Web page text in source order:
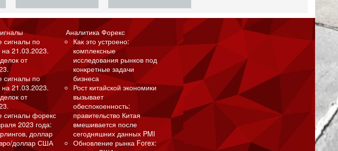
сигналы по
на 21.03.2023.
от
сигналы по
на 21.03.2023.
от
сигналы форекс
2023 года:
доллар
доллар США
Аналитика Форекс
Как это устроено:
комплексные
исследования рынков под
конкретные задачи
бизнеса
Рост китайской экономики
вызывает
обеспокоенность:
правительство Китая
вмешивается после
сегодняшних данных PMI
Обновление рынка Forex: